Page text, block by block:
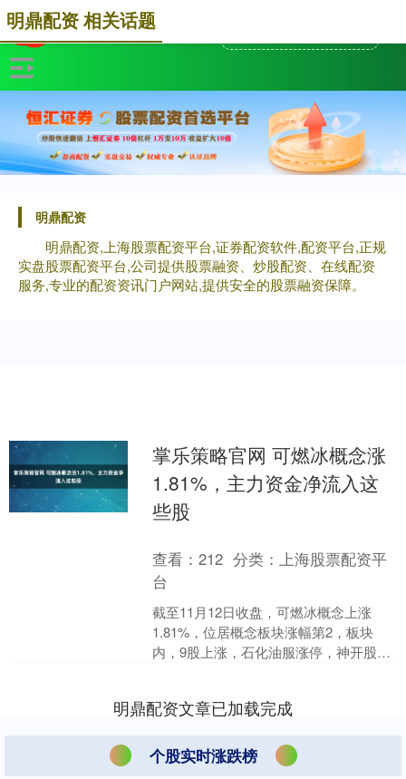
明鼎配资
明鼎配资,上海股票配资平台,证券配资软件,配资平台,正规
实盘股票配资平台,公司提供股票融资、炒股配资、在线配资
服务,专业的配资资讯门户网站,提供安全的股票融资保障。
明鼎配资 相关话题
掌乐策略官网 可燃冰概念涨
1.81%，主力资金净流入这
些股
查看：212 分类：上海股票配资平
台
截至11月12日收盘，可燃冰概念上涨
1.81%，位居概念板块涨幅第2，板块
内，9股上涨，石化油服涨停，神开股
明鼎配资文章已加载完成
个股实时涨跌榜